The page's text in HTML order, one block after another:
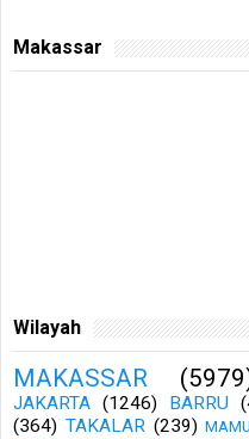
Makassar
Wilayah
MAKASSAR
JAKARTA (1246) BARRU
(364) TAKALAR (239)